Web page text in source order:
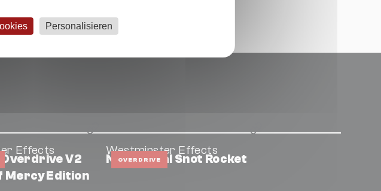
Personalisieren
Effects
V2
Mercy Edition
OVERDRIVE
Westminster Effects
Nose Pedal Snot Rocket